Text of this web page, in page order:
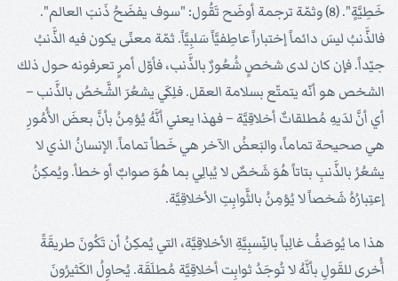
خَطِيَّةٍ". (8) وثمّة ترجمة أوضَح تَقُول: "سوف يفضَحُ ذَنبَ العالم".
فالذَّنبُ ليسَ دائماً إختباراً عاطِفيَّاً سَلبِيَّاً. ثمّة معنًى يكون فيه الذَّنبُ
جيّداً. فإن كان لدى شخصٍ شُعُورٌ بالذَّنب، فأوّل أمرٍ تعرفونه حول ذلك
الشخص هو أنّه يتمتّع بسلامة العقل. فلِكَي يشعُرَ الشَّخصُ بالذَّنب –
أي أنَّ لدَيهِ مُطلقاتٌ أخلاقِيَّة – فهذا يعني أنَّهُ يُؤمِنُ بأنَّ بعضَ الأُمُورِ
هي صحيحة تماماً، والبَعضُ الآخر هي خَطأ تماماً. الإنسانُ الذي لا
يشعُرُ بالذَّنبِ بتاتاً هُوَ شَخصٌ لا يُبالِي بما هُوَ صوابٌ أو خطأ. ويُمكِنُ
إعتِبارُهُ شَخصاً لا يُؤمِنُ بالثَّوابِتِ الأخلاقِيَّة.
هذا ما يُوصَفُ غالِباً بالنِّسبِيَّةِ الأخلاقِيَّة، التي يُمكِنُ أن تَكُونَ طريقَةً
أُخرى للقَولِ بأنَّهُ لا تُوجَدُ ثوابِت أخلاقِيَّة مُطلَقَة. يُحاوِلُ الكَثيرُونَ